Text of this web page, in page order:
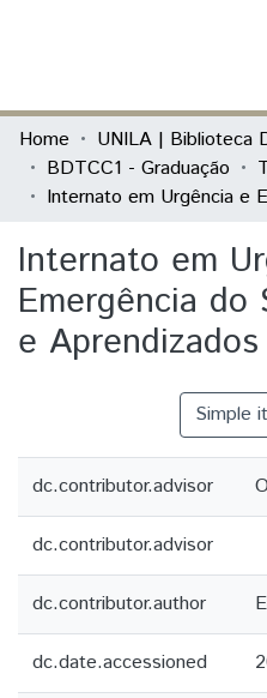
Communities & Collections
All of DSpace
Home
BDTCC1 - Graduação
Internato em
Emergência do
e Aprendizados
Simple
dc.contributor.advisor
dc.contributor.advisor
dc.contributor.author
dc.date.accessioned